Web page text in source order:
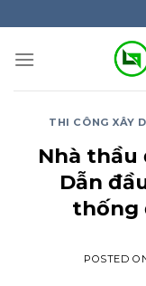
to
content
THI CÔNG XÂY
Nhà thầu
Dẫn
thống
POSTED